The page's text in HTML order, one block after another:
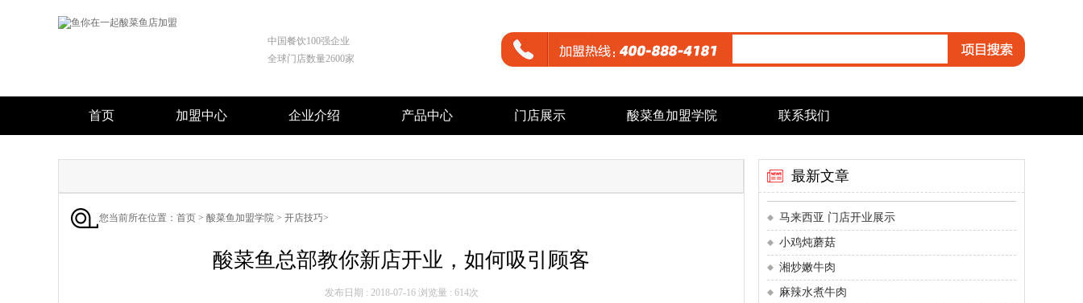
中国餐饮100强企业
全球门店数量2600家
首页 加盟中心 企业介绍 产品中心 门店展示 酸菜鱼加盟学院 联系我们
您当前所在位置： 首页 > 酸菜鱼加盟学院 > 开店技巧>
酸菜鱼总部教你新店开业，如何吸引顾客
发布日期 : 2018-07-16 浏览量 : 614次
最新文章
马来西亚 门店开业展示
小鸡炖蘑菇
湘炒嫩牛肉
麻辣水煮牛肉